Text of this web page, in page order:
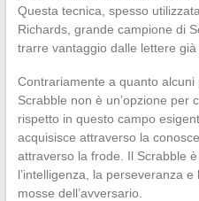
Questa tecnica, spesso
Richards, grande campione di
trarre vantaggio dalle lettere già
Contrariamente a quanto
Scrabble non è un’opzione per
rispetto in questo campo
acquisisce attraverso la
attraverso la frode. Il Scrabble
l’intelligenza, la perseveranza
mosse dell’avversario.